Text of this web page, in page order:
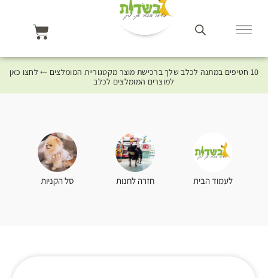
10 חטיפים במתנה לכלב שלך ברכישת מוצר מקטגוריית המומלצים ⤎ לחצו כאן
למוצרים המומלצים לכלב
לעמוד הבית חזרה לחנות סל הקניות